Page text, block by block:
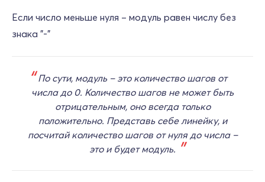
Если число меньше нуля – модуль равен числу без
знака "-"
По сути, модуль – это количество шагов от
числа до 0. Количество шагов не может быть
отрицательным, оно всегда только
положительно. Представь себе линейку, и
посчитай количество шагов от нуля до числа –
это и будет модуль.